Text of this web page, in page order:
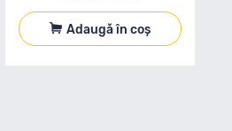
Adaugă în coș